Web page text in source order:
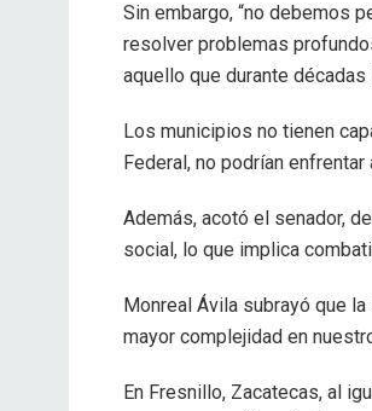
Sin embargo, “no debemos
resolver problemas
aquello que durante
Los municipios no tienen
Federal, no podrían
Además, acotó el senador,
social, lo que implica
Monreal Ávila subrayó que
mayor complejidad en
En Fresnillo, Zacatecas, al